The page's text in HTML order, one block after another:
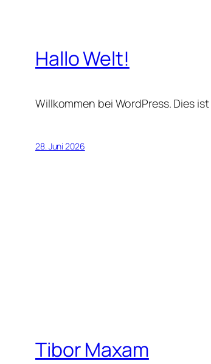
Hallo Welt!
Willkommen bei WordPress. Dies
28. Juni 2026
Tibor Maxam